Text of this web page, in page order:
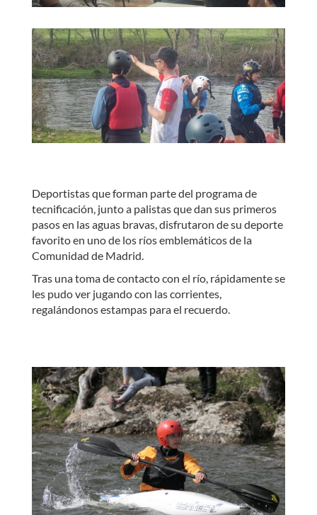
Deportistas que forman parte del programa de
tecnificación, junto a palistas que dan sus primeros
pasos en las aguas bravas, disfrutaron de su deporte
favorito en uno de los ríos emblemáticos de la
Comunidad de Madrid.
Tras una toma de contacto con el río, rápidamente se
les pudo ver jugando con las corrientes,
regalándonos estampas para el recuerdo.